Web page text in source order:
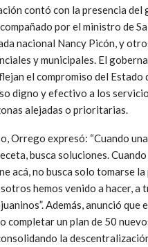
contó con la presencia del
por el ministro de
nacional Nancy Picón, y
y municipales. El
el compromiso del Estado
digno y efectivo a los
alejadas o prioritarias.
Orrego expresó: “Cuando
busca soluciones. Cuando
acá, no busca solo tomarse la
hemos venido a hacer, a
Además, anunció que
completar un plan de 50
la